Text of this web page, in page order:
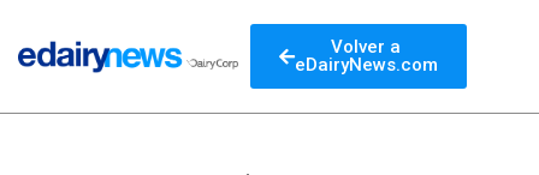
Volver a
eDairyNews.com